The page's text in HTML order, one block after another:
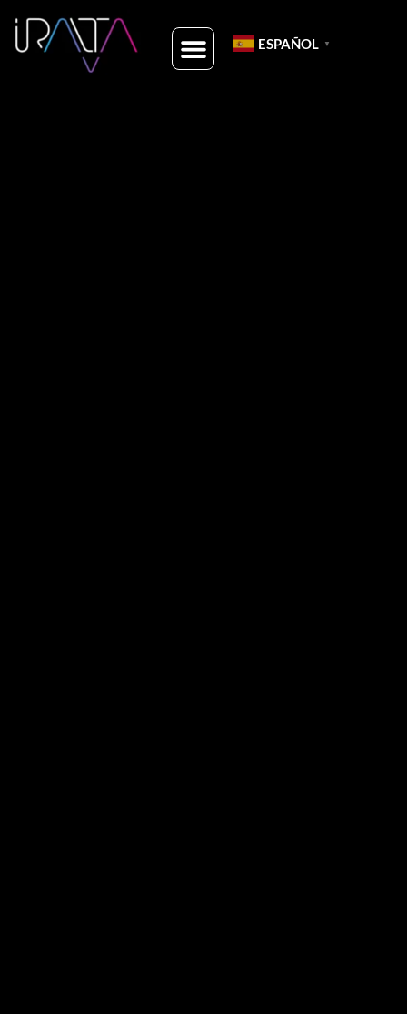
ESPAÑOL ▼